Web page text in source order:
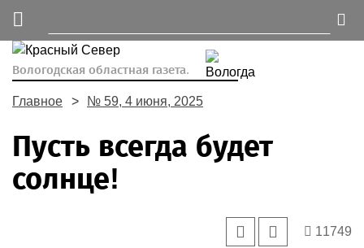
Вологодская областная газета.
Главное № 59, 4 июня, 2025
Пусть всегда будет
солнце!
11749